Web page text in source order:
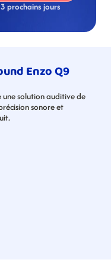
3 prochains jours
Enzo Q9
une solution auditive de
sonore et